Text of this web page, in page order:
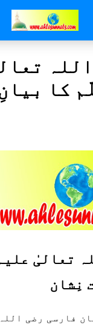
کا
تعالیٰ
نِشان
فارسی رضی